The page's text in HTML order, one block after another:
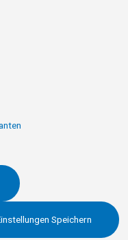
Speichern